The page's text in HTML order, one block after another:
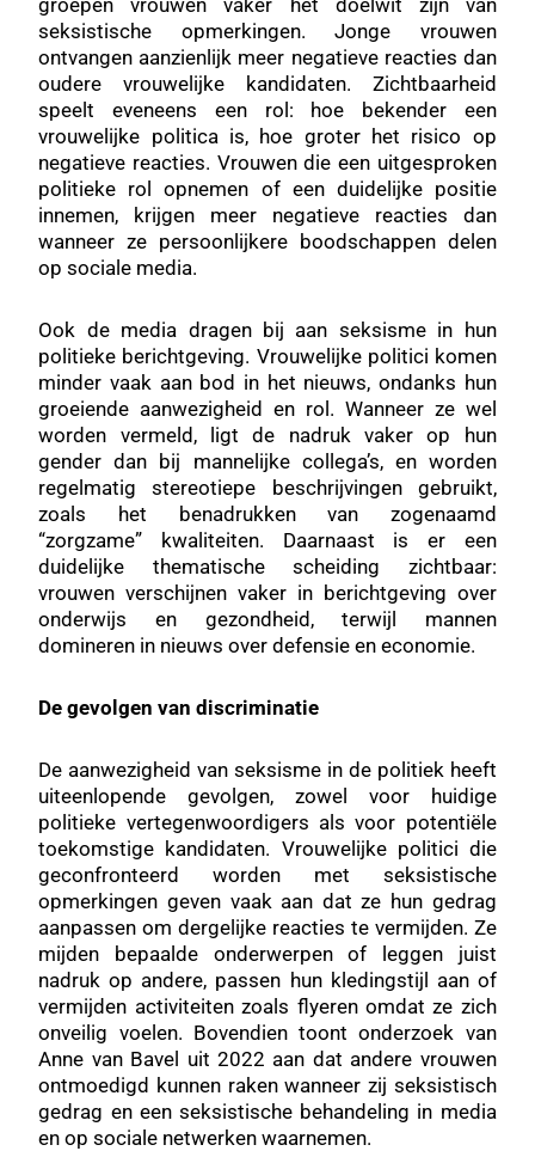
groepen vrouwen vaker het doelwit zijn van
seksistische opmerkingen. Jonge vrouwen
ontvangen aanzienlijk meer negatieve reacties dan
oudere vrouwelijke kandidaten. Zichtbaarheid
speelt eveneens een rol: hoe bekender een
vrouwelijke politica is, hoe groter het risico op
negatieve reacties. Vrouwen die een uitgesproken
politieke rol opnemen of een duidelijke positie
innemen, krijgen meer negatieve reacties dan
wanneer ze persoonlijkere boodschappen delen
op sociale media.
Ook de media dragen bij aan seksisme in hun
politieke berichtgeving. Vrouwelijke politici komen
minder vaak aan bod in het nieuws, ondanks hun
groeiende aanwezigheid en rol. Wanneer ze wel
worden vermeld, ligt de nadruk vaker op hun
gender dan bij mannelijke collega’s, en worden
regelmatig stereotiepe beschrijvingen gebruikt,
zoals het benadrukken van zogenaamd
“zorgzame” kwaliteiten. Daarnaast is er een
duidelijke thematische scheiding zichtbaar:
vrouwen verschijnen vaker in berichtgeving over
onderwijs en gezondheid, terwijl mannen
domineren in nieuws over defensie en economie.
De gevolgen van discriminatie
De aanwezigheid van seksisme in de politiek heeft
uiteenlopende gevolgen, zowel voor huidige
politieke vertegenwoordigers als voor potentiële
toekomstige kandidaten. Vrouwelijke politici die
geconfronteerd worden met seksistische
opmerkingen geven vaak aan dat ze hun gedrag
aanpassen om dergelijke reacties te vermijden. Ze
mijden bepaalde onderwerpen of leggen juist
nadruk op andere, passen hun kledingstijl aan of
vermijden activiteiten zoals flyeren omdat ze zich
onveilig voelen. Bovendien toont onderzoek van
Anne van Bavel uit 2022 aan dat andere vrouwen
ontmoedigd kunnen raken wanneer zij seksistisch
gedrag en een seksistische behandeling in media
en op sociale netwerken waarnemen.